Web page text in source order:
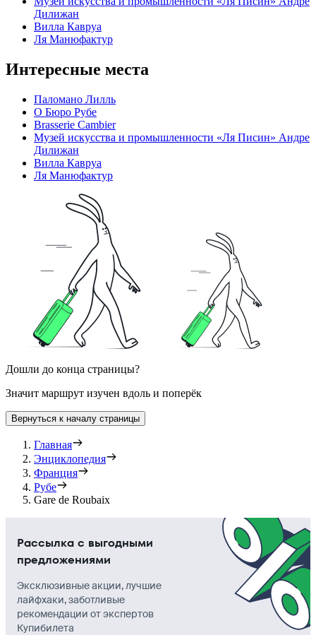
Дилижан
Вилла Кавруа
Ля Манюфактур
Интересные места
Паломано Лилль
О Бюро Рубе
Brasserie Cambier
Музей искусства и промышленности «Ля Писин» Андре
Дилижан
Вилла Кавруа
Ля Манюфактур
Дошли до конца страницы?
Значит маршрут изучен вдоль и поперёк
Вернуться к началу страницы
Главная
Энциклопедия
Франция
Рубе
Gare de Roubaix
Рассылка с выгодными
предложениями
Эксклюзивные акции, лучшие
лайфхаки, заботливые
рекомендации от экспертов
Купибилета